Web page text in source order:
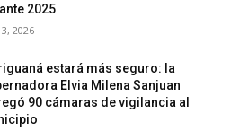
2025
2026
estará más seguro: la
Elvia Milena Sanjuan
90 cámaras de vigilancia al